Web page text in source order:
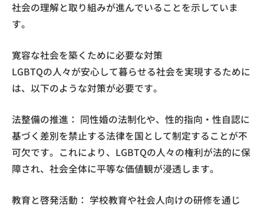
社会の理解と取り組みが進んでいることを示していま
す。
寛容な社会を築くために必要な対策
LGBTQの人々が安心して暮らせる社会を実現するために
は、以下のような対策が必要です。
法整備の推進： 同性婚の法制化や、性的指向・性自認に
基づく差別を禁止する法律を国として制定することが不
可欠です。これにより、LGBTQの人々の権利が法的に保
障され、社会全体に平等な価値観が浸透します。
教育と啓発活動： 学校教育や社会人向けの研修を通じ